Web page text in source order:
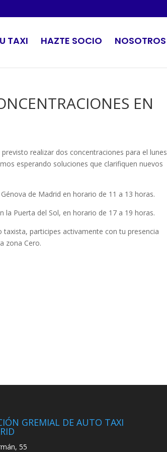
TAXI HAZTE SOCIO NOSOTROS
EN
realizar dos concentraciones para el lunes
esperando soluciones que clarifiquen nuevos
de Madrid en horario de 11 a 13 horas.
la Puerta del Sol, en horario de 17 a 19 horas.
participes activamente con tu presencia
zona Cero.
GREMIAL DE AUTO TAXI
55